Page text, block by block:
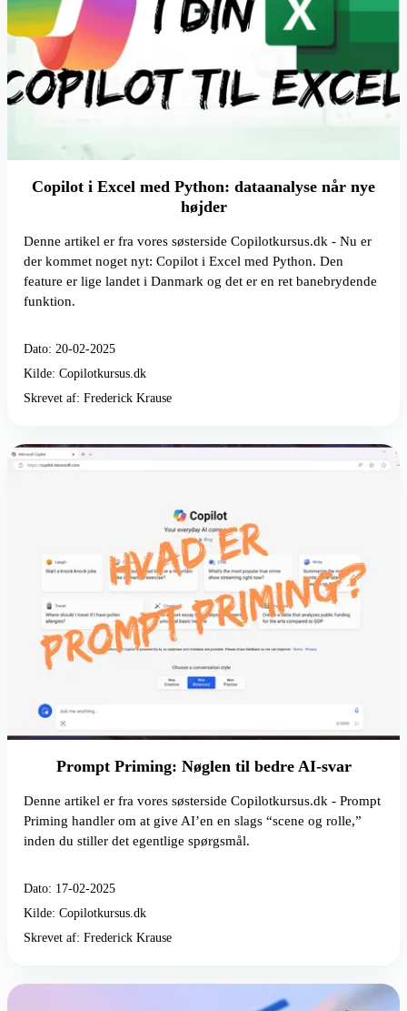
Copilot i Excel med Python: dataanalyse når nye
højder
Denne artikel er fra vores søsterside Copilotkursus.dk - Nu er
der kommet noget nyt: Copilot i Excel med Python. Den
feature er lige landet i Danmark og det er en ret banebrydende
funktion.
Dato: 20-02-2025
Kilde: Copilotkursus.dk
Skrevet af: Frederick Krause
Prompt Priming: Nøglen til bedre AI-svar
Denne artikel er fra vores søsterside Copilotkursus.dk - Prompt
Priming handler om at give AI’en en slags “scene og rolle,”
inden du stiller det egentlige spørgsmål.
Dato: 17-02-2025
Kilde: Copilotkursus.dk
Skrevet af: Frederick Krause